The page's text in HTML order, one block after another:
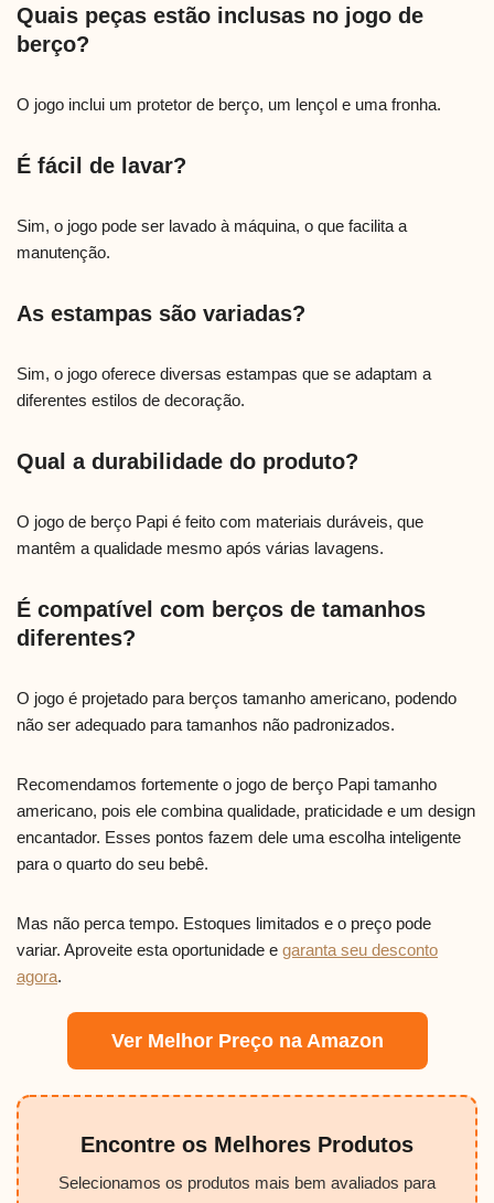
Quais peças estão inclusas no jogo de
berço?
O jogo inclui um protetor de berço, um lençol e uma fronha.
É fácil de lavar?
Sim, o jogo pode ser lavado à máquina, o que facilita a
manutenção.
As estampas são variadas?
Sim, o jogo oferece diversas estampas que se adaptam a
diferentes estilos de decoração.
Qual a durabilidade do produto?
O jogo de berço Papi é feito com materiais duráveis, que
mantêm a qualidade mesmo após várias lavagens.
É compatível com berços de tamanhos
diferentes?
O jogo é projetado para berços tamanho americano, podendo
não ser adequado para tamanhos não padronizados.
Recomendamos fortemente o jogo de berço Papi tamanho
americano, pois ele combina qualidade, praticidade e um design
encantador. Esses pontos fazem dele uma escolha inteligente
para o quarto do seu bebê.
Mas não perca tempo. Estoques limitados e o preço pode
variar. Aproveite esta oportunidade e garanta seu desconto
agora.
Ver Melhor Preço na Amazon
Encontre os Melhores Produtos
Selecionamos os produtos mais bem avaliados para